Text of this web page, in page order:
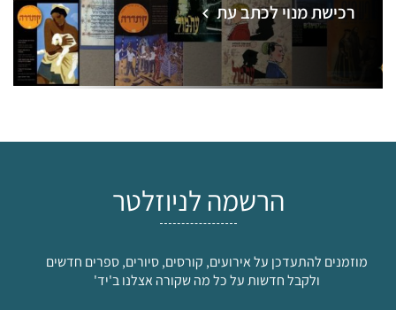
רכישת מנוי לכתב עת
הרשמה לניוזלטר
מוזמנים להתעדכן על אירועים, קורסים, סיורים, ספרים חדשים
ולקבל חדשות על כל מה שקורה אצלנו ב'יד'